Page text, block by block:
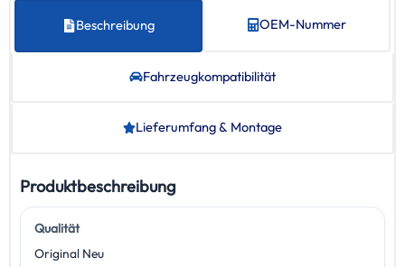
Beschreibung OEM-Nummer
Fahrzeug­kompatibilität
Lieferumfang & Montage
Produktbeschreibung
Qualität
Original Neu